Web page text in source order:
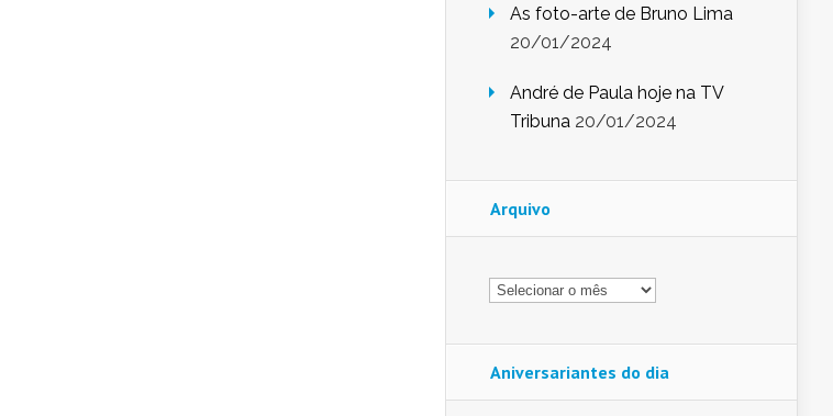
As foto-arte de Bruno Lima
20/01/2024
André de Paula hoje na TV
Tribuna 20/01/2024
Arquivo
Arquivo
Aniversariantes do dia